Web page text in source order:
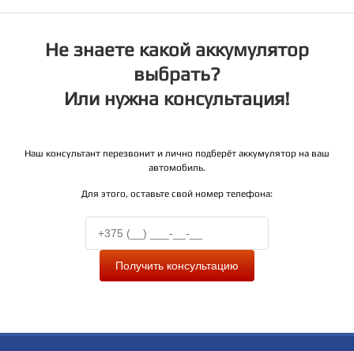
Не знаете какой аккумулятор
выбрать?
Или нужна консультация!
Наш консультант перезвонит и лично подберёт аккумулятор на ваш
автомобиль.
Для этого, оставьте свой номер телефона:
Получить консультацию